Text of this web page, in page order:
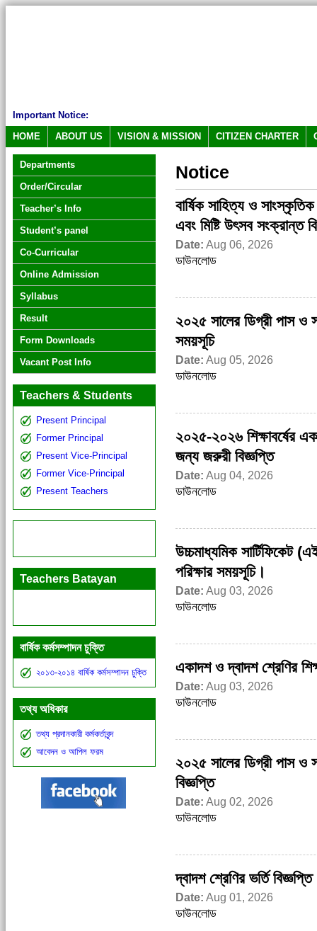
Important Notice:
HOME
ABOUT US VISION & MISSION CITIZEN CHARTER
Departments
Order/Circular
Teacher’s Info
Student’s panel
Co-Curricular
Online Admission
Syllabus
Result
Form Downloads
Vacant Post Info
Teachers & Students
Present Principal
Former Principal
Present Vice-Principal
Former Vice-Principal
Present Teachers
Teachers Batayan
বার্ষিক কর্মসম্পাদন চুক্তি
২০১৩-২০১৪ বার্ষিক কর্মসম্পাদন চুক্তি
তথ্য অধিকার
তথ্য প্রদানকারী কর্মকর্তাবৃন্দ
আবেদন ও আপিল ফরম
Notice
বার্ষিক সাহিত্য ও
এবং মিষ্টি উৎসব সংক্রান্ত
Date: Aug 06, 2026
ডাউনলোড
২০২৫ সালের ডিগ্রী পাস ও
সময়সূচি
Date: Aug 05, 2026
ডাউনলোড
২০২৫-২০২৬ শিক্ষাবর্ষের
জন্য জরুরী বিজ্ঞপ্তি
Date: Aug 04, 2026
ডাউনলোড
উচ্চমাধ্যমিক সার্টিফিকেট
পরিক্ষার সময়সূচি।
Date: Aug 03, 2026
ডাউনলোড
একাদশ ও দ্বাদশ শ্রেণির
Date: Aug 03, 2026
ডাউনলোড
২০২৫ সালের ডিগ্রী পাস ও
বিজ্ঞপ্তি
Date: Aug 02, 2026
ডাউনলোড
দ্বাদশ শ্রেণির ভর্তি
Date: Aug 01, 2026
ডাউনলোড